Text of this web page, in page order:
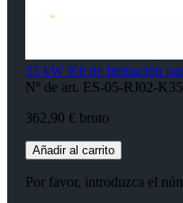
35 kW Kit de limitación
Nº de art. ES-05-RJ02-K35
362,90 € bruto
Añadir al carrito
Por favor, introduzca el